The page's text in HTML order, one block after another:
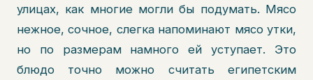
улицах, как многие могли бы подумать. Мясо
нежное, сочное, слегка напоминают мясо утки,
но по размерам намного ей уступает. Это
блюдо точно можно считать египетским